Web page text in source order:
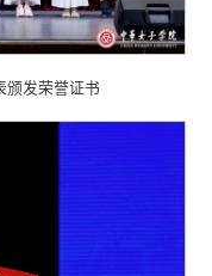
颁发荣誉证书